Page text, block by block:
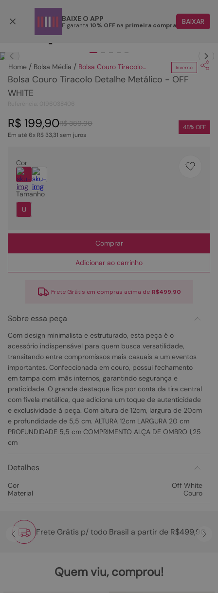
BAIXE O APP
E garanta 10% OFF na primeira compra BAIXAR
Bolsa Média Bolsa Couro Tiracolo Detalhe Metálico - OFF WHITE Inverno
Bolsa Couro Tiracolo Detalhe Metálico - OFF
WHITE
R$ 389,90
R$ 199,90
Em até6x R$ 33,31 sem juros
48% OFF
Cor
Tamanho
U
Comprar
Adicionar ao carrinho
Frete Grátis em compras acima de R$499,90
Sobre essa peça
Com design minimalista e estruturado, esta peça é o
acessório indispensável para quem busca versatilidade,
transitando entre compromissos mais casuais a um eventos
importantes. Confeccionada em couro, possui fechamento
em tampa com imãs internos, garantindo segurança e
praticidade. O grande destaque fica por conta da tira central
com fivela metálica, que adiciona um toque de autenticidade
e exclusividade à peça. Com altura de 12cm, largura de 20cm
e profundidade de 5,5 cm. ALTURA 12cm LARGURA 20 cm
PROFUNDIDADE 5,5 cm COMPRIMENTO ALÇA DE OMBRO 1,25
cm
Detalhes
Cor
Off White
Material
Couro
Frete Grátis p/ todo Brasil a partir de R$499,90
Quem viu, comprou!
1
2º
tenis
3 º
bota
5º
sandalia
6º
tamanco
sapatilha
couro
scarpin